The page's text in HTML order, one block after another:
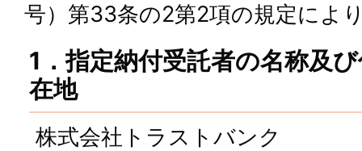
号）第33条の2第2項の規定によ
1．指定納付受託者の名称及
在地
株式会社トラストバンク